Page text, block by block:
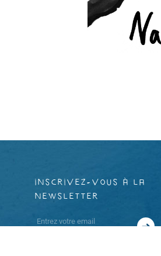
inscrivez-vous à la
newsletter